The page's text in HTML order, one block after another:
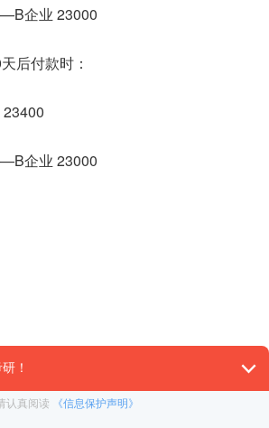
企业 23000
后付款时：
企业 23000
增值税(进项税额) 3400